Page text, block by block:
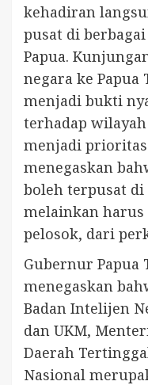
kehadiran
pusat di
Papua.
negara ke
menjadi bukti
terhadap
menjadi
menegaskan
boleh terpusat
melainkan
pelosok, dari
Gubernur Papua
menegaskan
Badan Intelijen
dan UKM,
Daerah
Nasional